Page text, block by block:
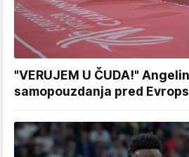
"VERUJEM U ČUDA!"
samopouzdanja pred